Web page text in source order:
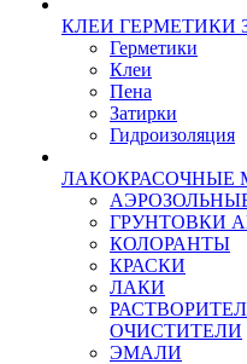
КЛЕИ ГЕРМЕТИКИ
Герметики
Клеи
Пена
Затирки
Гидроизоляция
ЛАКОКРАСОЧНЫЕ
ГРУНТОВКИ
КОЛОРАНТЫ
КРАСКИ
ЛАКИ
ОЧИСТИТЕЛИ
ЭМАЛИ